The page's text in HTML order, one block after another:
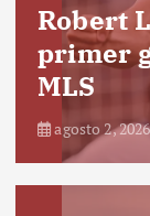
Robert
primer
MLS
agosto 2, 2026